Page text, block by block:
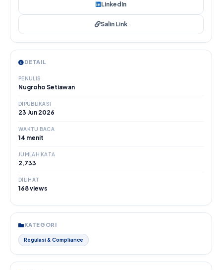
LinkedIn
Salin Link
DETAIL
PENULIS
Nugroho Setiawan
DIPUBLIKASI
23 Jun 2026
WAKTU BACA
14 menit
JUMLAH KATA
2,733
DILIHAT
168 views
KATEGORI
Regulasi & Compliance